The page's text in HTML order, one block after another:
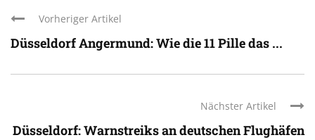
Vorheriger Artikel
Düsseldorf Angermund: Wie die 11 Pille das ...
Nächster Artikel
Düsseldorf: Warnstreiks an deutschen Flughäfen